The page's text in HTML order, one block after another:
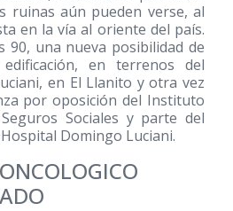
ruinas aún pueden verse, al
en la vía al oriente del país.
90, una nueva posibilidad de
en terrenos del
en El Llanito y otra vez
por oposición del Instituto
Sociales y parte del
Domingo Luciani.